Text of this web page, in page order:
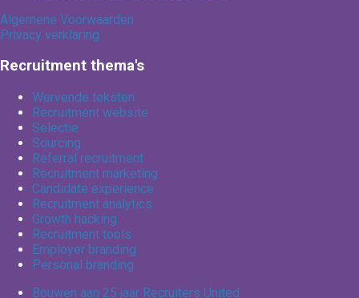
Algemene Voorwaarden
Privacy verklaring
Recruitment thema's
Wervende teksten
Recruitment website
Selectie
Sourcing
Referral recruitment
Recruitment marketing
Candidate experience
Recruitment analytics
Growth hacking
Recruitment tools
Employer branding
Personal branding
Bouwen aan 25 jaar Recruiters United